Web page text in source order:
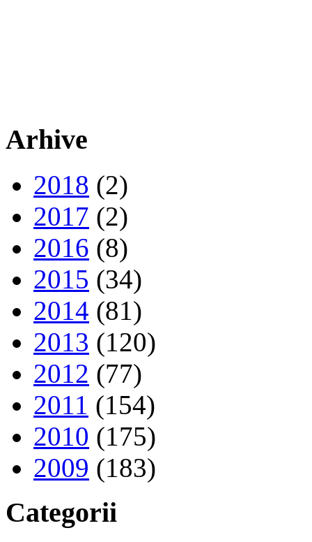
Arhive
2018 (2)
2017 (2)
2016 (8)
2015 (34)
2014 (81)
2013 (120)
2012 (77)
2011 (154)
2010 (175)
2009 (183)
Categorii